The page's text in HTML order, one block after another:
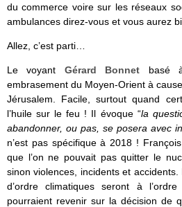
du commerce voire sur les réseaux
ambulances direz-vous et vous aurez
Allez, c’est parti…
Le voyant Gérard Bonnet basé
embrasement du Moyen-Orient à
Jérusalem. Facile, surtout quand
l’huile sur le feu ! Il évoque “la
abandonner, ou pas, se posera avec
n’est pas spécifique à 2018 !
que l’on ne pouvait pas quitter le
sinon violences, incidents et
d’ordre climatiques seront à
pourraient revenir sur la décision de